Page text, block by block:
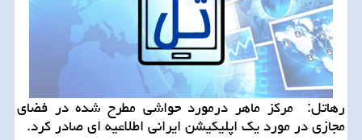
رهاتل: ‫ مركز ماهر درمورد حواشی مطرح شده در فضای
مجازی در مورد یك اپلیكیشن ایرانی اطلاعیه ای صادر كرد.